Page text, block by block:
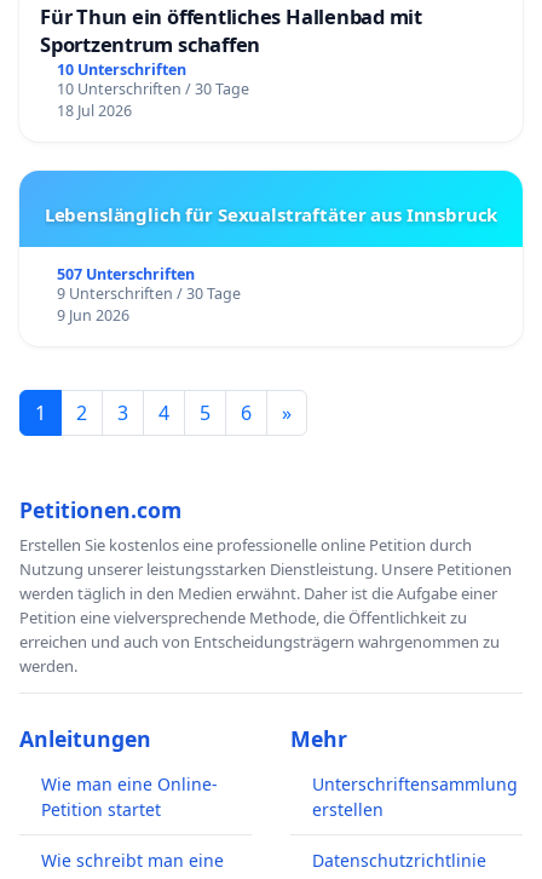
Für Thun ein öffentliches Hallenbad mit
Sportzentrum schaffen
10 Unterschriften
10 Unterschriften / 30 Tage
18 Jul 2026
Lebenslänglich für Sexualstraftäter aus Innsbruck
507 Unterschriften
9 Unterschriften / 30 Tage
9 Jun 2026
1 2 3 4 5 6 »
Petitionen.com
Erstellen Sie kostenlos eine professionelle online Petition durch
Nutzung unserer leistungsstarken Dienstleistung. Unsere Petitionen
werden täglich in den Medien erwähnt. Daher ist die Aufgabe einer
Petition eine vielversprechende Methode, die Öffentlichkeit zu
erreichen und auch von Entscheidungsträgern wahrgenommen zu
werden.
Anleitungen
Wie man eine Online-
Petition startet
Wie schreibt man eine
Mehr
Unterschriftensammlung
erstellen
Datenschutzrichtlinie